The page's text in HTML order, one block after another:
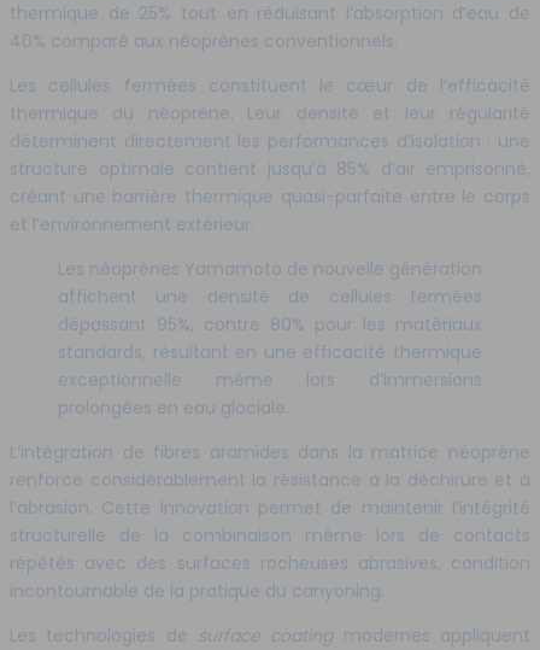
thermique de 25% tout en réduisant l’absorption d’eau de
40% comparé aux néoprènes conventionnels.
Les cellules fermées constituent le cœur de l’efficacité
thermique du néoprène. Leur densité et leur régularité
déterminent directement les performances d’isolation : une
structure optimale contient jusqu’à 85% d’air emprisonné,
créant une barrière thermique quasi-parfaite entre le corps
et l’environnement extérieur.
Les néoprènes Yamamoto de nouvelle génération
affichent une densité de cellules fermées
dépassant 95%, contre 80% pour les matériaux
standards, résultant en une efficacité thermique
exceptionnelle même lors d’immersions
prolongées en eau glaciale.
L’intégration de fibres aramides dans la matrice néoprène
renforce considérablement la résistance à la déchirure et à
l’abrasion. Cette innovation permet de maintenir l’intégrité
structurelle de la combinaison même lors de contacts
répétés avec des surfaces rocheuses abrasives, condition
incontournable de la pratique du canyoning.
Les technologies de surface coating modernes appliquent